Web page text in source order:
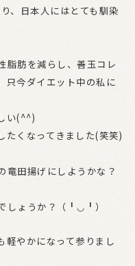
、日本人にはとても馴染
脂肪を減らし、善玉コレ
只今ダイエット中の私に
い(^^)
たくなってきました(笑笑)
竜田揚げにしようかな？
しょうか？（╹◡╹）
軽やかになって参りまし